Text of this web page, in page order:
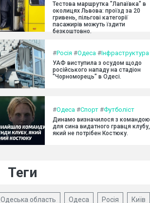
Тестова маршрутка "Лапаївка" в
околицях Львова: проїзд за 20
гривень, пільгові категорії
пасажирів можуть їздити
безкоштовно.
#Росія #Одеса #Інфраструктура
УАФ виступила з осудом щодо
російського нападу на стадіон
"Чорноморець" в Одесі.
#Одеса #Спорт #Футболіст
Динамо визначилося з командою
для сина видатного гравця клубу,
який не потрібен Костюку.
Теги
Одеська область Одеса Росія Київ